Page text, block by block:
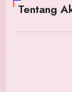
Tentang